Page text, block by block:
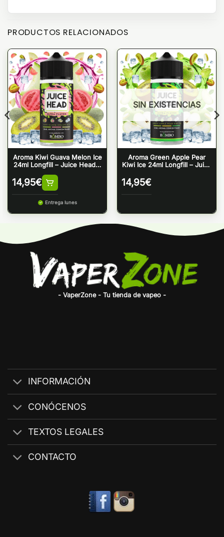
PRODUCTOS RELACIONADOS
Aroma Kiwi Guava Melon Ice
24ml Longfill – Juice Head &
14,95€
Entrega lunes
SIN EXISTENCIAS
Aroma Green Apple Pear
Kiwi Ice 24ml Longfill – Juice
14,95€
- VaperZone - Tu tienda de vapeo -
INFORMACIÓN
CONÓCENOS
TEXTOS LEGALES
CONTACTO